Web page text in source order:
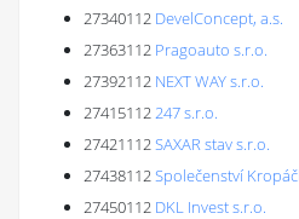
27340112 DevelConcept, a.s.
27363112 Pragoauto s.r.o.
27392112 NEXT WAY s.r.o.
27415112247 s.r.o.
27421112SAXAR stav s.r.o.
27438112Společenství
27450112 DKL Invest s.r.o.